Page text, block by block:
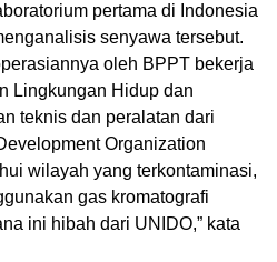
pertama di Indonesia
senyawa tersebut.
oleh BPPT bekerja
Lingkungan Hidup dan
teknis dan peralatan dari
Organization
wilayah yang terkontaminasi,
gas kromatografi
ini hibah dari UNIDO,” kata